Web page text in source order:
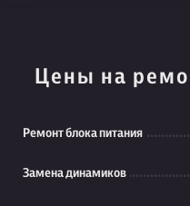
Цены на
Ремонт блока питания
Замена динамиков